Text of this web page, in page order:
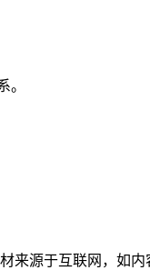
。
源于互联网，如